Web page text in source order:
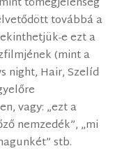
továbbá a
e ezt a
(mint a
night, Hair, Szelíd
vagy: „ezt a
nemzedék”, „mi
stb.